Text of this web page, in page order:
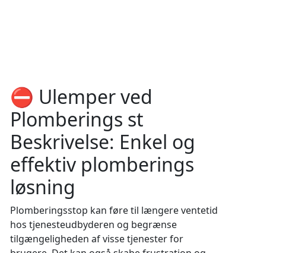
⛔️ Ulemper ved
Plomberings st
Beskrivelse: Enkel og
effektiv plomberings
løsning
Plomberingsstop kan føre til længere ventetid
hos tjenesteudbyderen og begrænse
tilgængeligheden af visse tjenester for